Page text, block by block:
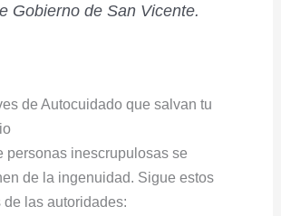
Gobierno de San Vicente.
de Autocuidado que salvan tu
personas inescrupulosas se
de la ingenuidad. Sigue estos
de las autoridades: